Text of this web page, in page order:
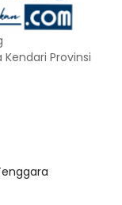
Provinsi